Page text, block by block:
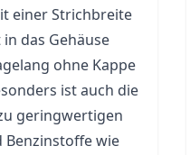
einer Strichbreite
das Gehäuse
ohne Kappe
ist auch die
geringwertigen
Benzinstoffe wie